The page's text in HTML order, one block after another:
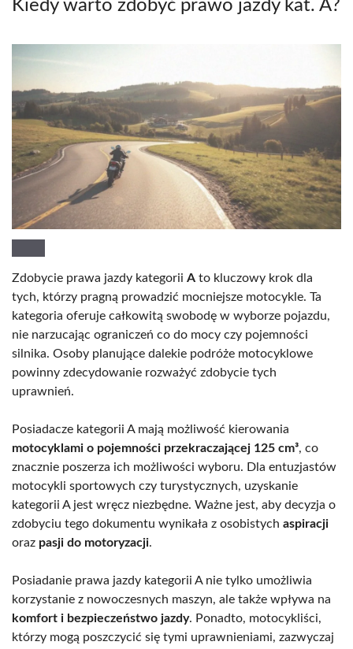
Kiedy warto zdobyć prawo jazdy kat. A?
Zdobycie prawa jazdy kategorii A to kluczowy krok dla
tych, którzy pragną prowadzić mocniejsze motocykle. Ta
kategoria oferuje całkowitą swobodę w wyborze pojazdu,
nie narzucając ograniczeń co do mocy czy pojemności
silnika. Osoby planujące dalekie podróże motocyklowe
powinny zdecydowanie rozważyć zdobycie tych
uprawnień.
Posiadacze kategorii A mają możliwość kierowania
motocyklami o pojemności przekraczającej 125 cm³, co
znacznie poszerza ich możliwości wyboru. Dla entuzjastów
motocykli sportowych czy turystycznych, uzyskanie
kategorii A jest wręcz niezbędne. Ważne jest, aby decyzja o
zdobyciu tego dokumentu wynikała z osobistych aspiracji
oraz pasji do motoryzacji.
Posiadanie prawa jazdy kategorii A nie tylko umożliwia
korzystanie z nowoczesnych maszyn, ale także wpływa na
komfort i bezpieczeństwo jazdy. Ponadto, motocykliści,
którzy mogą poszczycić się tymi uprawnieniami, zazwyczaj